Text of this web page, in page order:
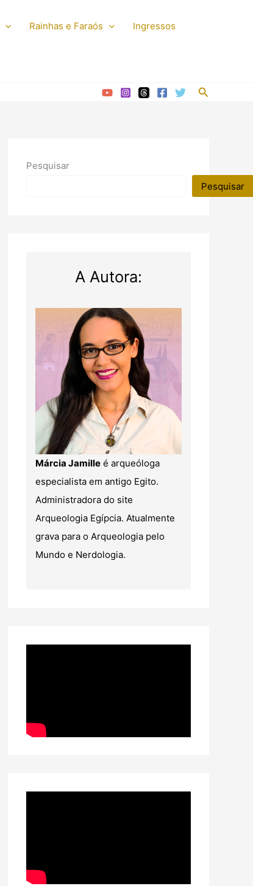
Rainhas e Faraós Ingressos
Pesquisar
Pesquisar
Pesquisar
A Autora:
Márcia Jamille é arqueóloga
especialista em antigo Egito.
Administradora do site
Arqueologia Egípcia. Atualmente
grava para o Arqueologia pelo
Mundo e Nerdologia.